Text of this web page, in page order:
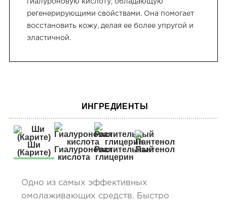
гиалуроновую кислоту, обладающую
регенерирующими свойствами. Она помогает
восстановить кожу, делая ее более упругой и
эластичной.
ИНГРЕДИЕНТЫ
Ши
(Карите)
Гиалуроновая
кислота
Растительный
глицерин
Пантенол
Одно из самых эффективных
омолаживающих средств. Быстро